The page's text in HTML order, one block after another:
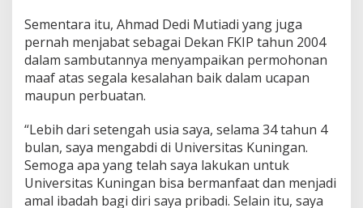
Sementara itu, Ahmad Dedi Mutiadi yang juga
pernah menjabat sebagai Dekan FKIP tahun 2004
dalam sambutannya menyampaikan permohonan
maaf atas segala kesalahan baik dalam ucapan
maupun perbuatan.
“Lebih dari setengah usia saya, selama 34 tahun 4
bulan, saya mengabdi di Universitas Kuningan.
Semoga apa yang telah saya lakukan untuk
Universitas Kuningan bisa bermanfaat dan menjadi
amal ibadah bagi diri saya pribadi. Selain itu, saya